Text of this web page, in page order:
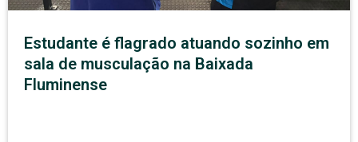
Estudante é flagrado atuando sozinho em
sala de musculação na Baixada
Fluminense